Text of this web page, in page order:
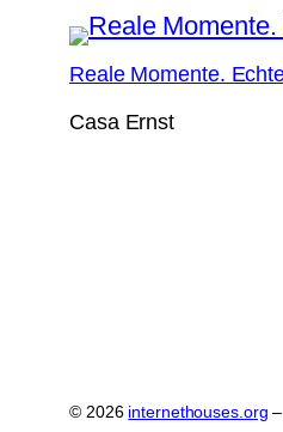
Reale Momente.
Casa Ernst
© 2026 internethouses.org